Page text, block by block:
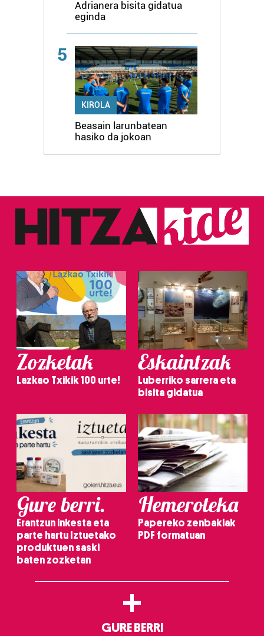
Adrianera bisita gidatua
eginda
5
KIROLA
Beasain larunbatean
hasiko da jokoan
Zozketak
Lazkao Txikik 100 urte!
Eskaintzak
Luberriko sarrera eta
bisita gidatua
Gure berri.
Erantzun inkesta eta
parte hartu Iztuetako
produktuen saski
baten zozketan
Hemeroteka
Papereko zenbakiak
PDF formatuan
+
GURE BERRI